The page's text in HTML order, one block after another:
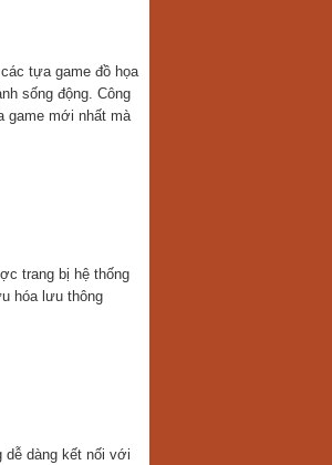
tựa game đồ họa
sống động. Công
game mới nhất mà
trang bị hệ thống
hóa lưu thông
dễ dàng kết nối với